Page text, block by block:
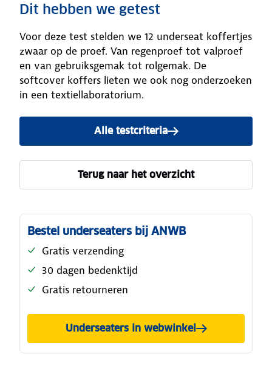
Dit hebben we getest
Voor deze test stelden we 12 underseat koffertjes
zwaar op de proef. Van regenproef tot valproef
en van gebruiksgemak tot rolgemak. De
softcover koffers lieten we ook nog onderzoeken
in een textiellaboratorium.
Alle testcriteria
Terug naar het overzicht
Bestel underseaters bij ANWB
Gratis verzending
30 dagen bedenktijd
Gratis retourneren
Underseaters in webwinkel